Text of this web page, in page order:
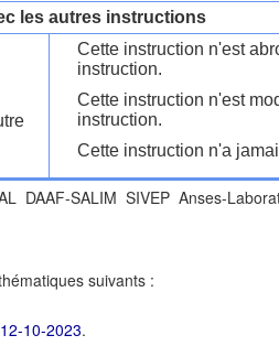
les autres instructions
Cette instruction n'est
instruction.
Cette instruction n'est
instruction.
Cette instruction n'a
DAAF-SALIM SIVEP Anses-
suivants :
12-10-2023.